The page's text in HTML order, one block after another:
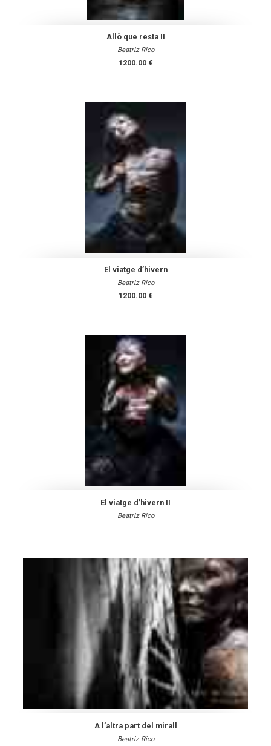
Allò que resta II
Beatriz Rico
1200.00 €
El viatge d’hivern
Beatriz Rico
1200.00 €
El viatge d’hivern II
Beatriz Rico
A l’altra part del mirall
Beatriz Rico